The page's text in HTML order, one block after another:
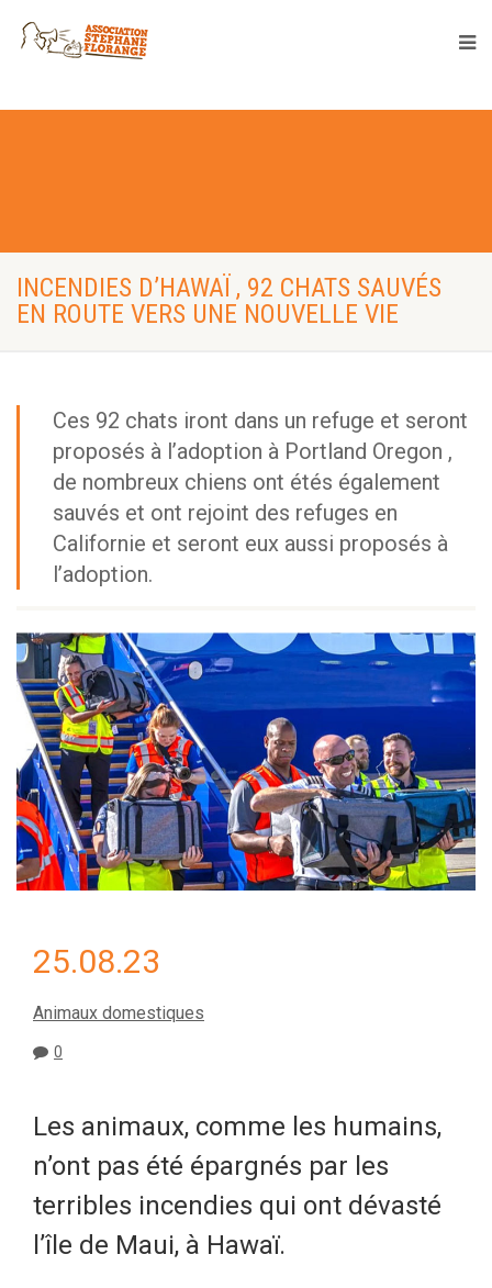
INCENDIES D’HAWAÏ , 92 CHATS SAUVÉS
EN ROUTE VERS UNE NOUVELLE VIE
Ces 92 chats iront dans un refuge et seront
proposés à l’adoption à Portland Oregon ,
de nombreux chiens ont étés également
sauvés et ont rejoint des refuges en
Californie et seront eux aussi proposés à
l’adoption.
25.08.23
Animaux domestiques
0
Les animaux, comme les humains,
n’ont pas été épargnés par les
terribles incendies qui ont dévasté
l’île de Maui, à Hawaï.